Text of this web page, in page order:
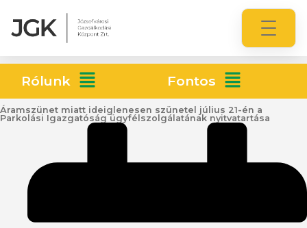
Rólunk Fontos
Áramszünet miatt ideiglenesen szünetel július 21-én a
Parkolási Igazgatóság ügyfélszolgálatának nyitvatartása